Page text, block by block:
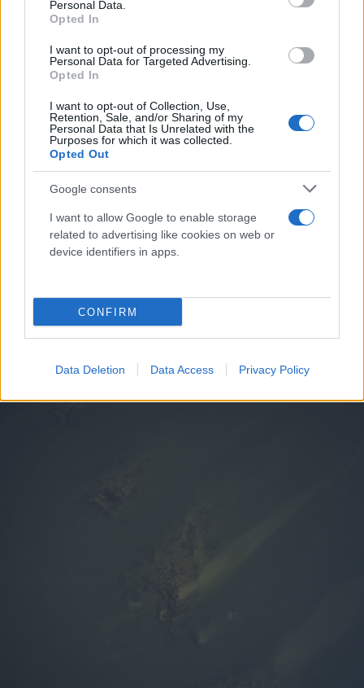
Personal Data.
Opted In
I want to opt-out of processing my
Personal Data for Targeted Advertising.
Opted In
I want to opt-out of Collection, Use,
Retention, Sale, and/or Sharing of my
Personal Data that Is Unrelated with the
Purposes for which it was collected.
Opted Out
Google consents
I want to allow Google to enable storage
related to advertising like cookies on web or
device identifiers in apps.
CONFIRM
Data Deletion Data Access Privacy Policy
FLASH FOCUS